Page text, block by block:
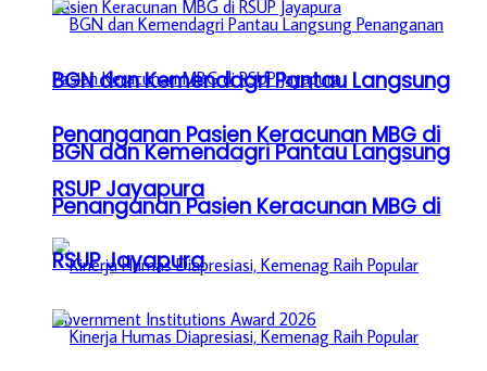
BGN dan Kemendagri Pantau Langsung
Penanganan Pasien Keracunan MBG di
RSUP Jayapura
BGN dan Kemendagri Pantau Langsung
Penanganan Pasien Keracunan MBG di
RSUP Jayapura